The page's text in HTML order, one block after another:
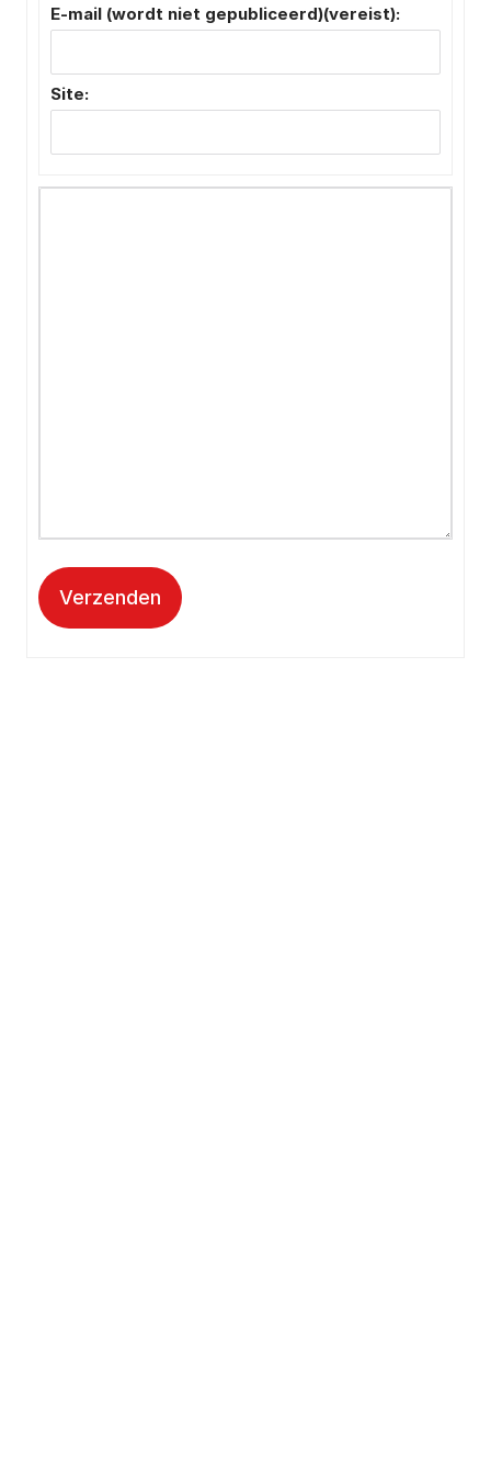
E-mail (wordt niet gepubliceerd)(vereist):
Site:
Verzenden